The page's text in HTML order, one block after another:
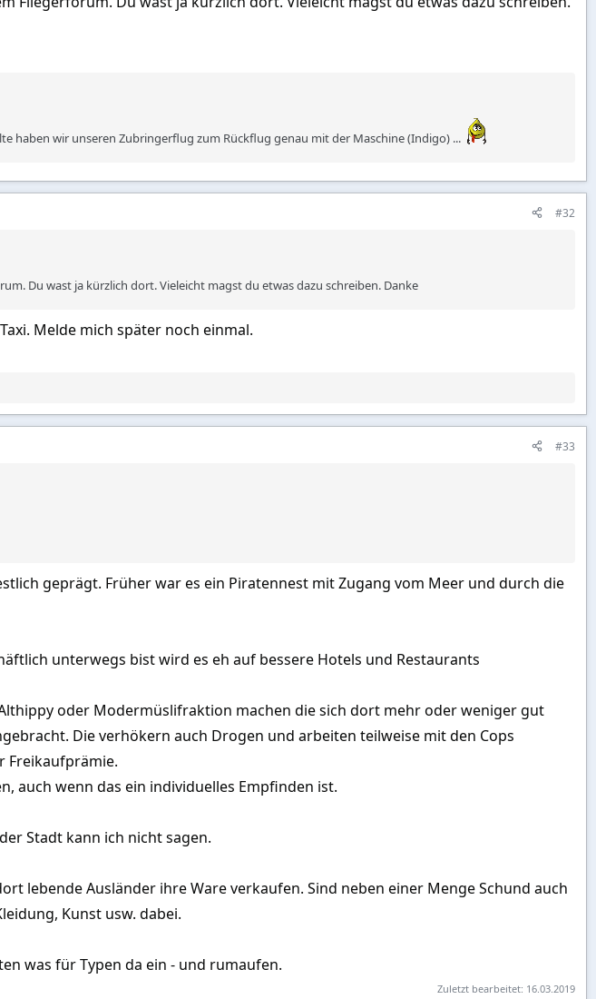
haben wir unseren Zubringerflug zum Rückflug genau mit der Maschine (Indigo) ...
#32
Du wast ja kürzlich dort. Vieleicht magst du etwas dazu schreiben. Danke
Melde mich später noch einmal.
#33
geprägt. Früher war es ein Piratennest mit Zugang vom Meer und durch die
unterwegs bist wird es eh auf bessere Hotels und Restaurants
oder Modermüslifraktion machen die sich dort mehr oder weniger gut
Die verhökern auch Drogen und arbeiten teilweise mit den Cops
Freikaufprämie.
auch wenn das ein individuelles Empfinden ist.
Stadt kann ich nicht sagen.
lebende Ausländer ihre Ware verkaufen. Sind neben einer Menge Schund auch
Kunst usw. dabei.
was für Typen da ein - und rumaufen.
Zuletzt bearbeitet: 16.03.2019